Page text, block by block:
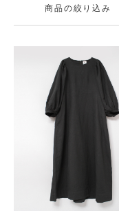
商品の絞り込み